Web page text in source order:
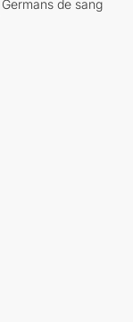
Germans de sang